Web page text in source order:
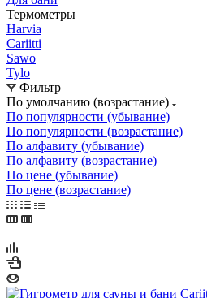
Термометры
Harvia
Cariitti
Sawo
Tylo
Фильтр
По умолчанию (возрастание)
По популярности (убывание)
По популярности (возрастание)
По алфавиту (убывание)
По алфавиту (возрастание)
По цене (убывание)
По цене (возрастание)